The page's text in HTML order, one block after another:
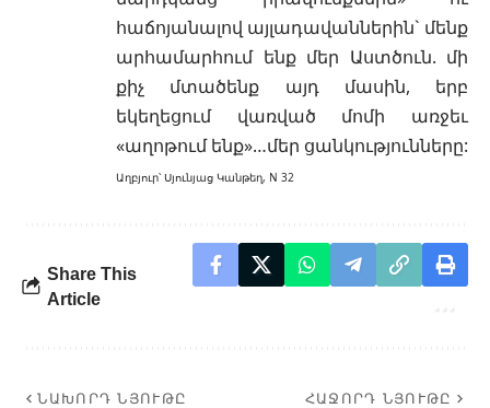
հաճոյանալով այլադավաններին` մենք
արհամարհում ենք մեր Աստծուն. մի
քիչ մտածենք այդ մասին, երբ
եկեղեցում վառված մոմի առջեւ
«աղոթում ենք»…մեր ցանկությունները:
Աղբյուր՝ Սյունյաց Կանթեղ, N 32
Share This
Article
ՆԱԽՈՐԴ ՆՅՈՒԹԸ ՀԱՋՈՐԴ ՆՅՈՒԹԸ